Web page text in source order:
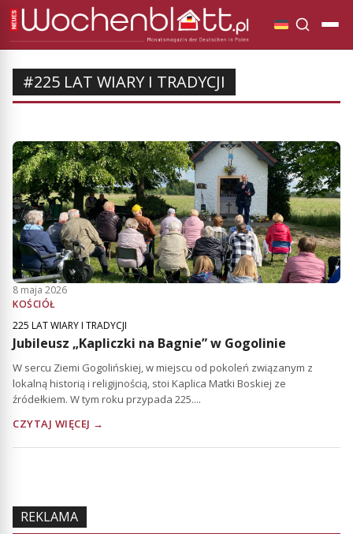
#225 LAT WIARY I TRADYCJI
8 maja 2026
KOŚCIÓŁ
225 LAT WIARY I TRADYCJI
Jubileusz „Kapliczki na Bagnie” w Gogolinie
W sercu Ziemi Gogolińskiej, w miejscu od pokoleń związanym z
lokalną historią i religijnością, stoi Kaplica Matki Boskiej ze
źródełkiem. W tym roku przypada 225....
CZYTAJ WIĘCEJ →
REKLAMA